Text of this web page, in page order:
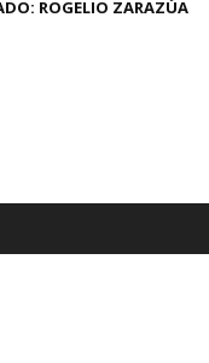
ROGELIO ZARAZÚA